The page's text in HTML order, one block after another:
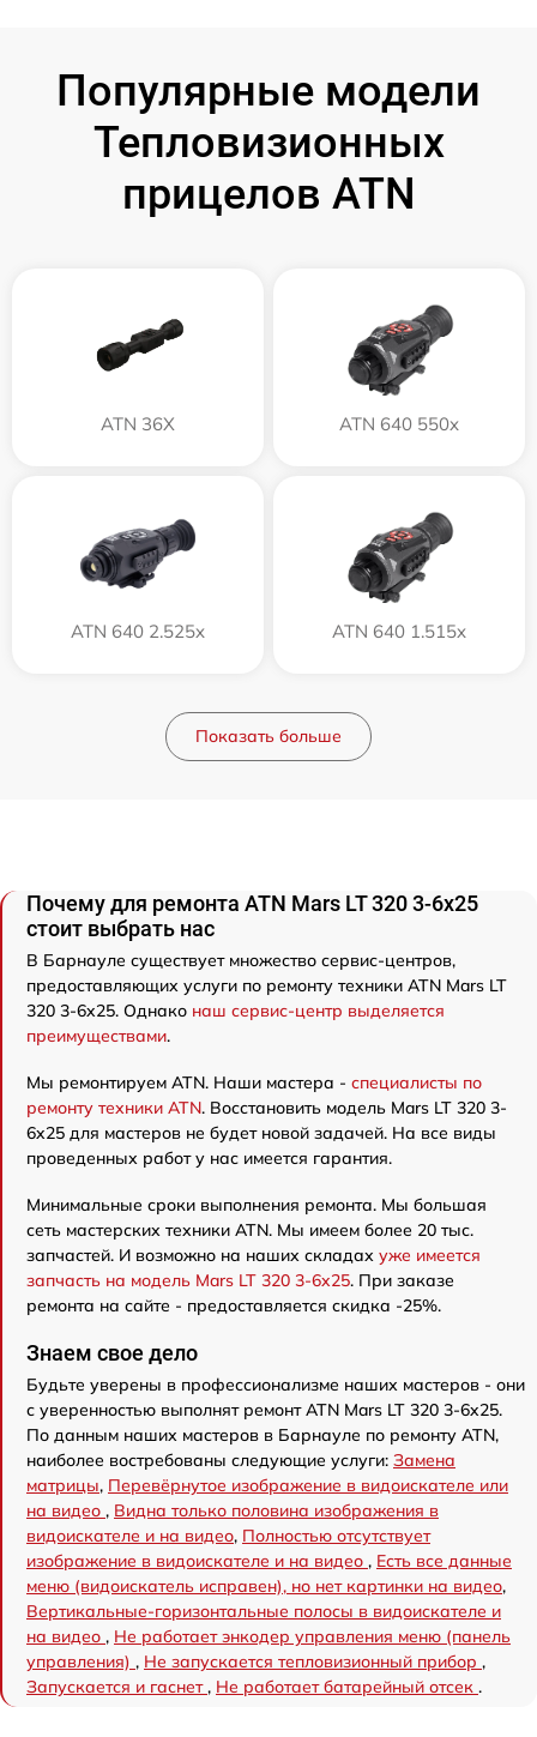
Популярные модели
Тепловизионных
прицелов ATN
ATN 36X ATN 640 550x
ATN 640 2.525x ATN 640 1.515x
Показать больше
Почему для ремонта ATN Mars LT 320 3-6x25
стоит выбрать нас
В Барнауле существует множество сервис-центров,
предоставляющих услуги по ремонту техники ATN Mars LT
320 3-6x25. Однако наш сервис-центр выделяется
преимуществами.
Мы ремонтируем ATN. Наши мастера - специалисты по
ремонту техники ATN. Восстановить модель Mars LT 320 3-
6x25 для мастеров не будет новой задачей. На все виды
проведенных работ у нас имеется гарантия.
Минимальные сроки выполнения ремонта. Мы большая
сеть мастерских техники ATN. Мы имеем более 20 тыс.
запчастей. И возможно на наших складах уже имеется
запчасть на модель Mars LT 320 3-6x25. При заказе
ремонта на сайте - предоставляется скидка -25%.
Знаем свое дело
Будьте уверены в профессионализме наших мастеров - они
с уверенностью выполнят ремонт ATN Mars LT 320 3-6x25.
По данным наших мастеров в Барнауле по ремонту ATN,
наиболее востребованы следующие услуги: Замена
матрицы, Перевёрнутое изображение в видоискателе или
на видео , Видна только половина изображения в
видоискателе и на видео, Полностью отсутствует
изображение в видоискателе и на видео , Есть все данные
меню (видоискатель исправен), но нет картинки на видео,
Вертикальные-горизонтальные полосы в видоискателе и
на видео , Не работает энкодер управления меню (панель
управления) , Не запускается тепловизионный прибор ,
Запускается и гаснет, Не работает батарейный отсек .